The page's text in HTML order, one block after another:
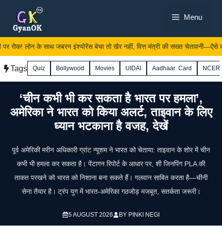
content
Menu
रोक! लोन के साथ जबरन इंश्योरेंस बेचा तो खैर नहीं, वित्त मंत्री की सख्त चेतावनी—ऐसे
Tags Quiz Bollywood Movies UIDAI Aadhaar Card
‘चीन कभी भी कर सकता है भारत पर हमला’,
अमेरिका ने भारत को किया अलर्ट, ताइवान के लिए
ध्यान भटकाना है वजह, देखें
पूर्व अमेरिकी मरीन अधिकारी ग्रांट न्यूशम ने भारत को चेताया: ताइवान के शोर में चीन
कभी भी हमला कर सकता है। पेंटागन रिपोर्ट के आधार पर, शी जिनपिंग PLA की
ताकत परखने को भारत को निशाना बना सकते हैं। गलवान साबित करता है—चीनी
सेना तैयार है। ट्रंप युग में भारत-अमेरिका गठजोड़ मजबूत, सतर्कता जरूरी।
5 AUGUST 2026 BY PINKI NEGI